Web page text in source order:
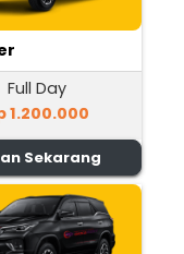
Full Day
1.200.000
Sekarang